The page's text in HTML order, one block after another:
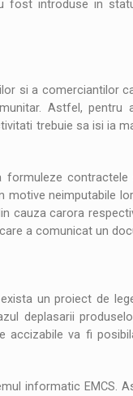
fost introduse in
si a comerciantilor
Astfel,
trebuie sa isi ia
contractele
neimputabile
cauza carora
a comunicat un
un proiect de
deplasarii
va fi
informatic EMCS.